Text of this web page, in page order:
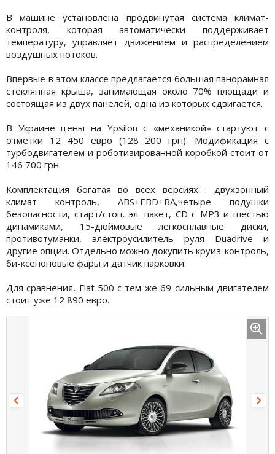
В машине установлена продвинутая система климат-
контроля, которая автоматически поддерживает
температуру, управляет движением и распределением
воздушных потоков.
Впервые в этом классе предлагается большая панорамная
стеклянная крыша, занимающая около 70% площади и
состоящая из двух панелей, одна из которых сдвигается.
В Украине цены на Ypsilon с «механикой» стартуют с
отметки 12 450 евро (128 200 грн). Модификация с
турбодвигателем и роботизированной коробкой стоит от
146 700 грн.
Комплектация богатая во всех версиях : двухзонный
климат контроль, ABS+EBD+BA,четыре подушки
безопасности, старт/стоп, эл. пакет, CD с MP3 и шестью
динамиками, 15-дюймовые легкосплавные диски,
противотуманки, электроусилитель руля Duadrive и
другие опции. Отдельно можно докупить круиз-контроль,
би-ксеноновые фары и датчик парковки.
Для сравнения, Fiat 500 c тем же 69-сильным двигателем
стоит уже 12 890 евро.